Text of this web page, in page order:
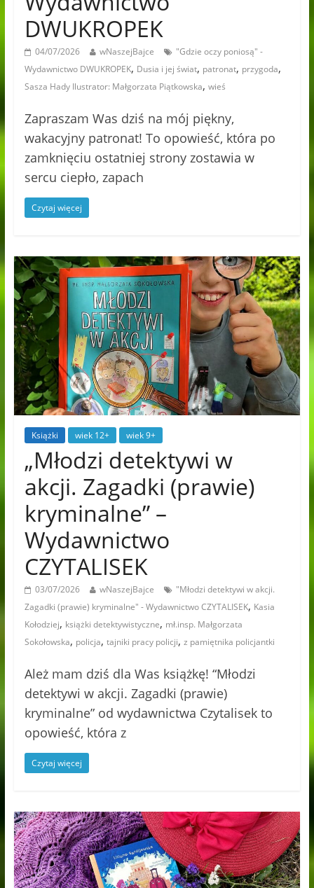
DWUKROPEK
04/07/2026 wNaszejBajce
"Gdzie oczy poniosą" -
Wydawnictwo DWUKROPEK, Dusia i jej świat, patronat, przygoda,
Sasza Hady Ilustrator: Małgorzata Piątkowska, wieś
Zapraszam Was dziś na mój piękny,
wakacyjny patronat! To opowieść, która po
zamknięciu ostatniej strony zostawia w
sercu ciepło, zapach
Czytaj więcej
Książki wiek 12+ wiek 9+
„Młodzi detektywi w
akcji. Zagadki (prawie)
kryminalne” –
Wydawnictwo
CZYTALISEK
03/07/2026 wNaszejBajce
"Młodzi detektywi w akcji.
Zagadki (prawie) kryminalne" - Wydawnictwo CZYTALISEK, Kasia
Kołodziej, książki detektywistyczne, mł.insp. Małgorzata
Sokołowska, policja, tajniki pracy policji, z pamiętnika policjantki
Ależ mam dziś dla Was książkę! “Młodzi
detektywi w akcji. Zagadki (prawie)
kryminalne” od wydawnictwa Czytalisek to
opowieść, która z
Czytaj więcej